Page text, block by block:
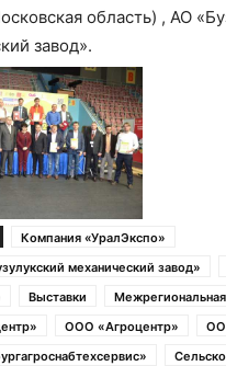
область) , АО
завод».
Компания «УралЭкспо»
механический завод»
Выставки
ООО «Агроцентр»